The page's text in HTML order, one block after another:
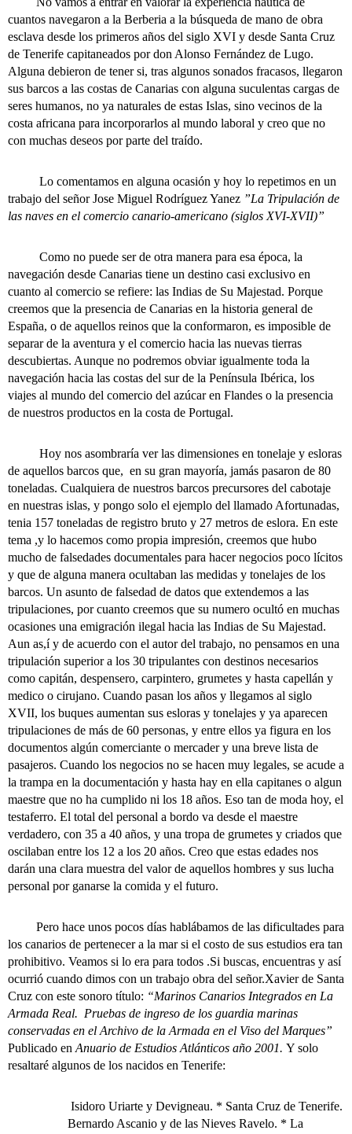
cuantos navegaron a la Berberia a la búsqueda de mano de obra
esclava desde los primeros años del siglo XVI y desde Santa Cruz
de Tenerife capitaneados por don Alonso Fernández de Lugo.
Alguna debieron de tener si, tras algunos sonados fracasos, llegaron
sus barcos a las costas de Canarias con alguna suculentas cargas de
seres humanos, no ya naturales de estas Islas, sino vecinos de la
costa africana para incorporarlos al mundo laboral y creo que no
con muchas deseos por parte del traído.
Lo comentamos en alguna ocasión y hoy lo repetimos en un
trabajo del señor Jose Miguel Rodríguez Yanez ”La Tripulación de
las naves en el comercio canario-americano (siglos XVI-XVII)”
Como no puede ser de otra manera para esa época, la
navegación desde Canarias tiene un destino casi exclusivo en
cuanto al comercio se refiere: las Indias de Su Majestad. Porque
creemos que la presencia de Canarias en la historia general de
España, o de aquellos reinos que la conformaron, es imposible de
separar de la aventura y el comercio hacia las nuevas tierras
descubiertas. Aunque no podremos obviar igualmente toda la
navegación hacia las costas del sur de la Península Ibérica, los
viajes al mundo del comercio del azúcar en Flandes o la presencia
de nuestros productos en la costa de Portugal.
Hoy nos asombraría ver las dimensiones en tonelaje y esloras
de aquellos barcos que, en su gran mayoría, jamás pasaron de 80
toneladas. Cualquiera de nuestros barcos precursores del cabotaje
en nuestras islas, y pongo solo el ejemplo del llamado Afortunadas,
tenia 157 toneladas de registro bruto y 27 metros de eslora. En este
tema ,y lo hacemos como propia impresión, creemos que hubo
mucho de falsedades documentales para hacer negocios poco lícitos
y que de alguna manera ocultaban las medidas y tonelajes de los
barcos. Un asunto de falsedad de datos que extendemos a las
tripulaciones, por cuanto creemos que su numero ocultó en muchas
ocasiones una emigración ilegal hacia las Indias de Su Majestad.
Aun as,í y de acuerdo con el autor del trabajo, no pensamos en una
tripulación superior a los 30 tripulantes con destinos necesarios
como capitán, despensero, carpintero, grumetes y hasta capellán y
medico o cirujano. Cuando pasan los años y llegamos al siglo
XVII, los buques aumentan sus esloras y tonelajes y ya aparecen
tripulaciones de más de 60 personas, y entre ellos ya figura en los
documentos algún comerciante o mercader y una breve lista de
pasajeros. Cuando los negocios no se hacen muy legales, se acude a
la trampa en la documentación y hasta hay en ella capitanes o algun
maestre que no ha cumplido ni los 18 años. Eso tan de moda hoy, el
testaferro. El total del personal a bordo va desde el maestre
verdadero, con 35 a 40 años, y una tropa de grumetes y criados que
oscilaban entre los 12 a los 20 años. Creo que estas edades nos
darán una clara muestra del valor de aquellos hombres y sus lucha
personal por ganarse la comida y el futuro.
Pero hace unos pocos días hablábamos de las dificultades para
los canarios de pertenecer a la mar si el costo de sus estudios era tan
prohibitivo. Veamos si lo era para todos .Si buscas, encuentras y así
ocurrió cuando dimos con un trabajo obra del señor.Xavier de Santa
Cruz con este sonoro título: “Marinos Canarios Integrados en La
Armada Real. Pruebas de ingreso de los guardia marinas
conservadas en el Archivo de la Armada en el Viso del Marques”
Publicado en Anuario de Estudios Atlánticos año 2001. Y solo
resaltaré algunos de los nacidos en Tenerife:
Isidoro Uriarte y Devigneau. * Santa Cruz de Tenerife.
Bernardo Ascanio y de las Nieves Ravelo. * La